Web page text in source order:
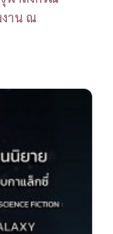
าน ณ